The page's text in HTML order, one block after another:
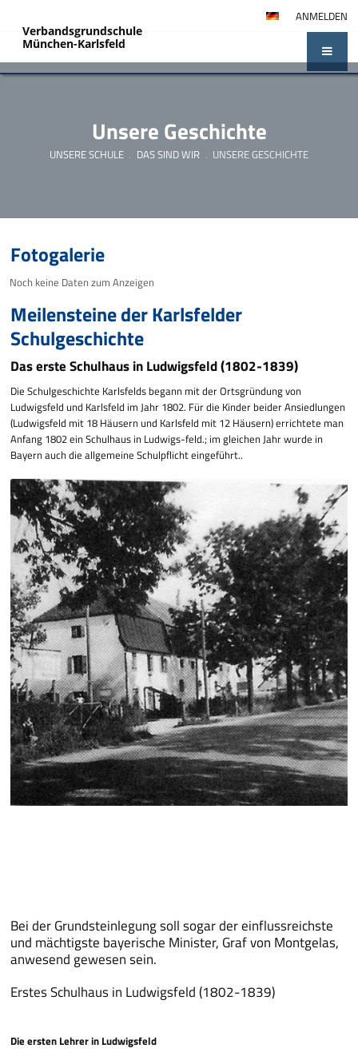
ANMELDEN
Verbandsgrundschule
München-Karlsfeld
Unsere Geschichte
UNSERE SCHULE . DAS SIND WIR . UNSERE GESCHICHTE
Unsere
Geschichte
Fotogalerie
Noch keine Daten zum Anzeigen
Meilensteine der Karlsfelder
Schulgeschichte
Das erste Schulhaus in Ludwigsfeld (1802-1839)
Die Schulgeschichte Karlsfelds begann mit der Ortsgründung von
Ludwigsfeld und Karls­feld im Jahr 1802. Für die Kinder beider Ansiedlungen
(Ludwigsfeld mit 18 Häusern und Karlsfeld mit 12 Häusern) errichtete man
Anfang 1802 ein Schulhaus in Ludwigs-feld.; im gleichen Jahr wurde in
Bayern auch die allgemeine Schulpflicht eingeführt..
Bei der Grundsteinlegung soll sogar der einfluss­reichste
und mächtigste bayerische Minister, Graf von Montgelas,
anwesend gewesen sein.
Erstes Schulhaus in Ludwigsfeld (1802-1839)
Die ersten Lehrer in Ludwigsfeld